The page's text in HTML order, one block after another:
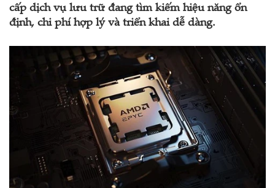
cấp dịch vụ lưu trữ đang tìm kiếm hiệu năng ổn
định, chi phí hợp lý và triển khai dễ dàng.